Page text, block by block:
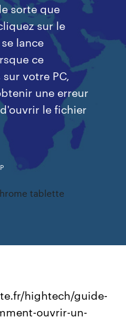
sorte que
sur le
lance
ce
votre PC,
une erreur
le fichier
tablette
hightech/guide-
ouvrir-un-